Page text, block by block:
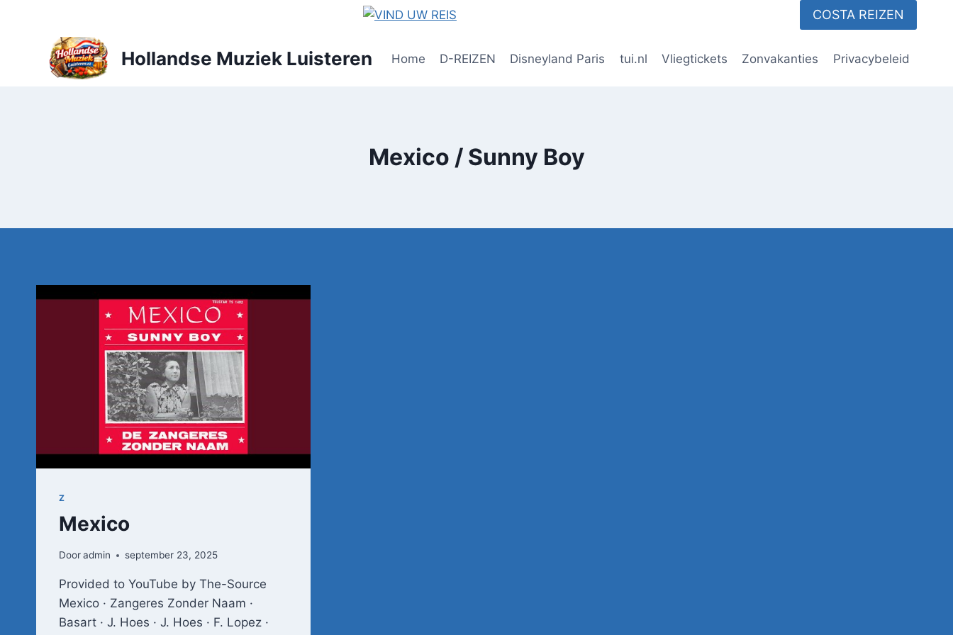
COSTA REIZEN
Hollandse Muziek Luisteren Home D-REIZEN Disneyland Paris tui.nl Vliegtickets Zonvakanties Privacybeleid
Mexico / Sunny Boy
Z
Mexico
Dooradmin september 23, 2025
Provided to YouTube by The-Source
Mexico · Zangeres Zonder Naam ·
Basart · J. Hoes · J. Hoes · F. Lopez ·